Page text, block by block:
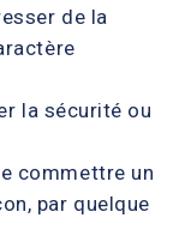
de la
la sécurité ou
commettre un
par quelque